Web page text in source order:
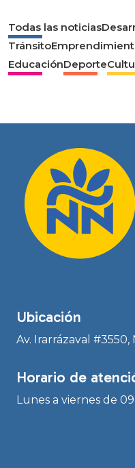
Todas las noticias
Tránsito
EducaciónDeporte
Ubicación
Av. Irarrázaval #3550,
Horario de
Lunes a viernes de